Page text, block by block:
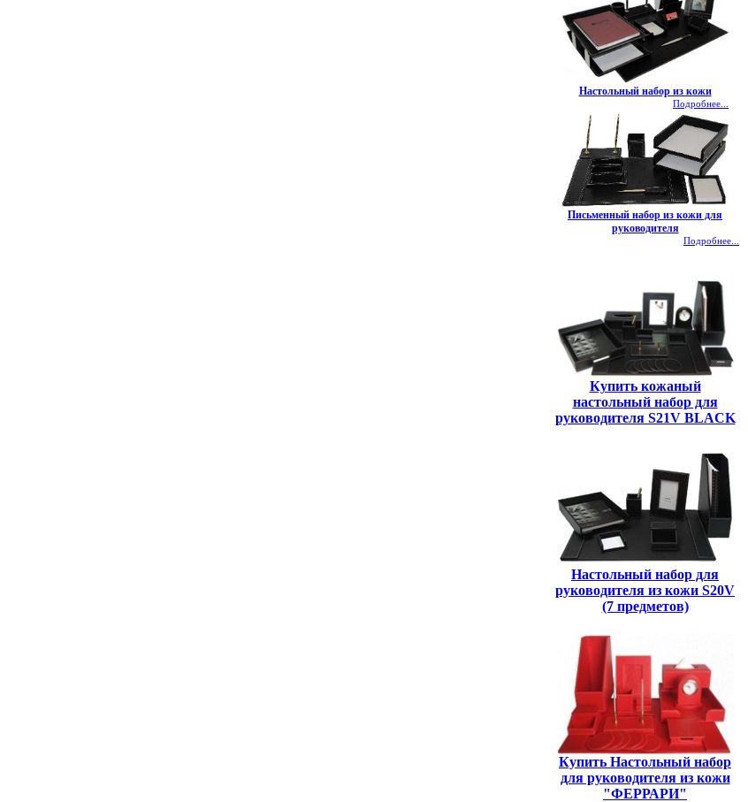
Настольный набор из кожи
Подробнее...
Письменный набор из кожи для
руководителя
Подробнее...
Купить кожаный
настольный набор для
руководителя S21V BLACK
Настольный набор для
руководителя из кожи S20V
(7 предметов)
Купить Настольный набор
для руководителя из кожи
"ФЕРРАРИ"